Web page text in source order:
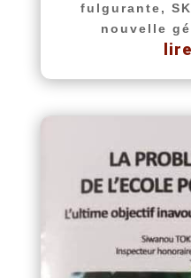
fulgurante,
nouvelle